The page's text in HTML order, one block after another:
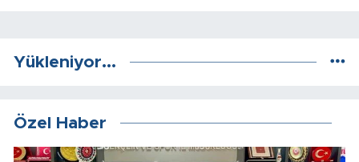
Yükleniyor...
Özel Haber